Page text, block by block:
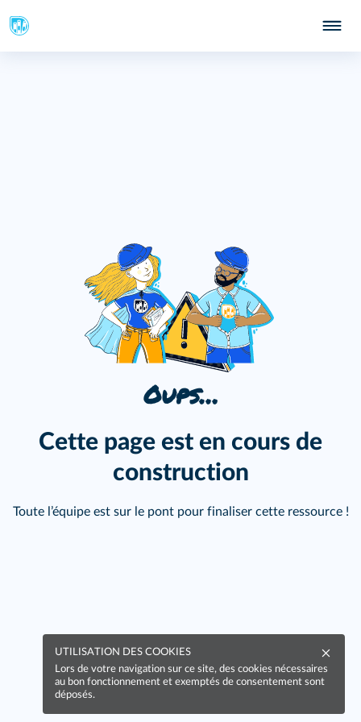
Oups…
Cette page est en cours de
construction
Toute l’équipe est sur le pont pour finaliser cette ressource !
UTILISATION DES COOKIES
Lors de votre navigation sur ce site, des cookies nécessaires
au bon fonctionnement et exemptés de consentement sont
déposés.